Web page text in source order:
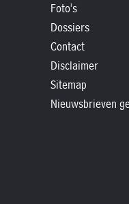
Foto's
Dossiers
Contact
Disclaimer
Sitemap
Nieuwsbrieven
Contact
Nieuwsbrieven
gemeente
Opsterland